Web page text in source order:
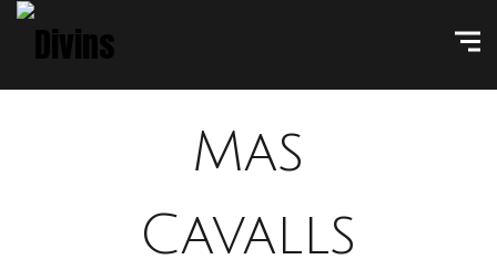
Mas
Cavalls